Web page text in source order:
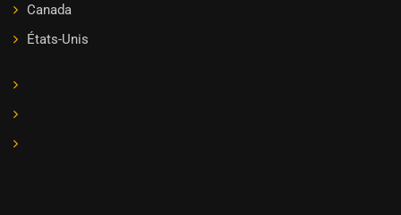
Canada
États-Unis